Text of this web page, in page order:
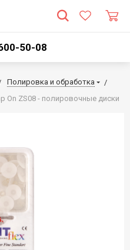
50-08
Полировка и обработка
On ZS08 - полировочные диски